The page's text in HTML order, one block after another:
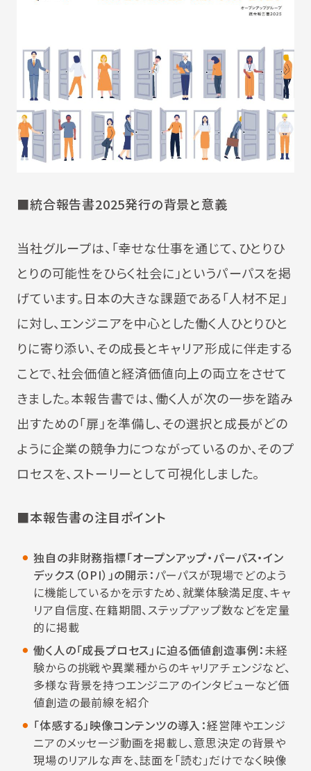
■統合報告書2025発行の背景と意義
当社グループは、「幸せな仕事を通じて、ひとりひ
とりの可能性をひらく社会に」というパーパスを掲
げています。日本の大きな課題である「人材不足」
に対し、エンジニアを中心とした働く人ひとりひと
りに寄り添い、その成長とキャリア形成に伴走する
ことで、社会価値と経済価値向上の両立をさせて
きました。本報告書では、働く人が次の一歩を踏み
出すための「扉」を準備し、その選択と成長がどの
ように企業の競争力につながっているのか、そのプ
ロセスを、ストーリーとして可視化しました。
■本報告書の注目ポイント
独自の非財務指標「オープンアップ・パーパス・イン
デックス（OPI）」の開示： パーパスが現場でどのよう
に機能しているかを示すため、就業体験満足度、キャ
リア自信度、在籍期間、ステップアップ数などを定量
的に掲載
働く人の「成長プロセス」に迫る価値創造事例：未経
験からの挑戦や異業種からのキャリアチェンジなど、
多様な背景を持つエンジニアのインタビューなど価
値創造の最前線を紹介
「体感する」映像コンテンツの導入：経営陣やエンジ
ニアのメッセージ動画を掲載し、意思決定の背景や
現場のリアルな声を、誌面を「読む」だけでなく映像